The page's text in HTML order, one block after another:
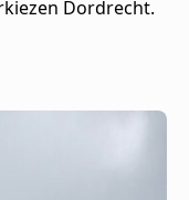
Dordrecht.